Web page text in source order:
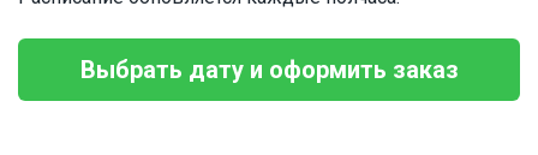
Выбрать дату и оформить заказ